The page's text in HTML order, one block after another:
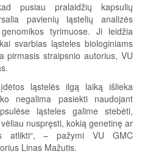
pusiau pralaidžių kapsulių
pavienių ląstelių analizės
tyrimuose. Ji leidžia
svarbias ląsteles biologiniams
pirmasis straipsnio autorius, VU
ląstelės ilgą laiką išlieka
negalima pasiekti naudojant
ląsteles galime stebėti,
nuspręsti, kokią genetinę ar
atlikti“, – pažymi VU GMC
Linas Mažutis.